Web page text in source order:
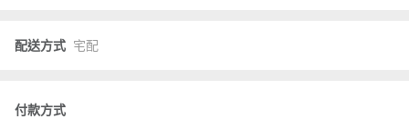
配送方式 宅配
付款方式